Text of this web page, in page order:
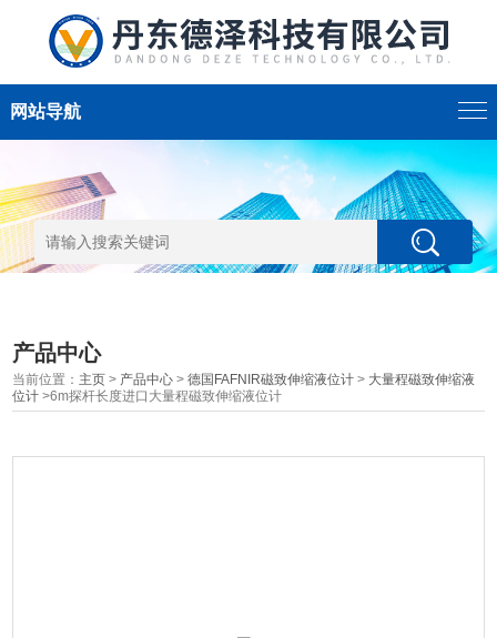
网站导航
产品中心
当前位置： 主页 > 产品中心 >德国FAFNIR磁致伸缩液位计 > 大量程磁致伸缩液
位计 >6m探杆长度进口大量程磁致伸缩液位计